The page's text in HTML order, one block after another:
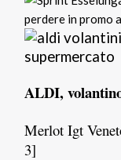
ALDI,
Merlot Igt
3]